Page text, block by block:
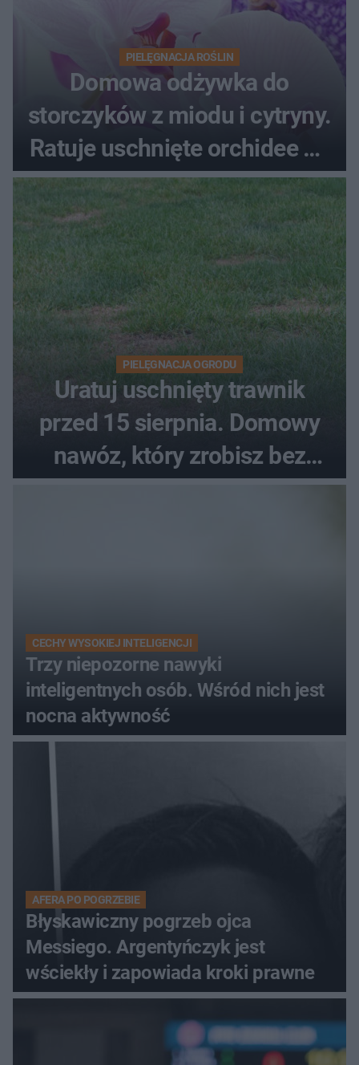
PIELĘGNACJA ROŚLIN
Domowa odżywka do
storczyków z miodu i cytryny.
Ratuje uschnięte orchidee po
upałach
PIELĘGNACJA OGRODU
Uratuj uschnięty trawnik
przed 15 sierpnia. Domowy
nawóz, który zrobisz bez
wydawania pieniędzy
CECHY WYSOKIEJ INTELIGENCJI
Trzy niepozorne nawyki
inteligentnych osób. Wśród nich jest
nocna aktywność
AFERA PO POGRZEBIE
Błyskawiczny pogrzeb ojca
Messiego. Argentyńczyk jest
wściekły i zapowiada kroki prawne